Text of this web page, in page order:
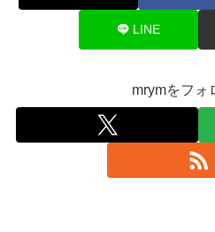
LINE
mrymをフォ